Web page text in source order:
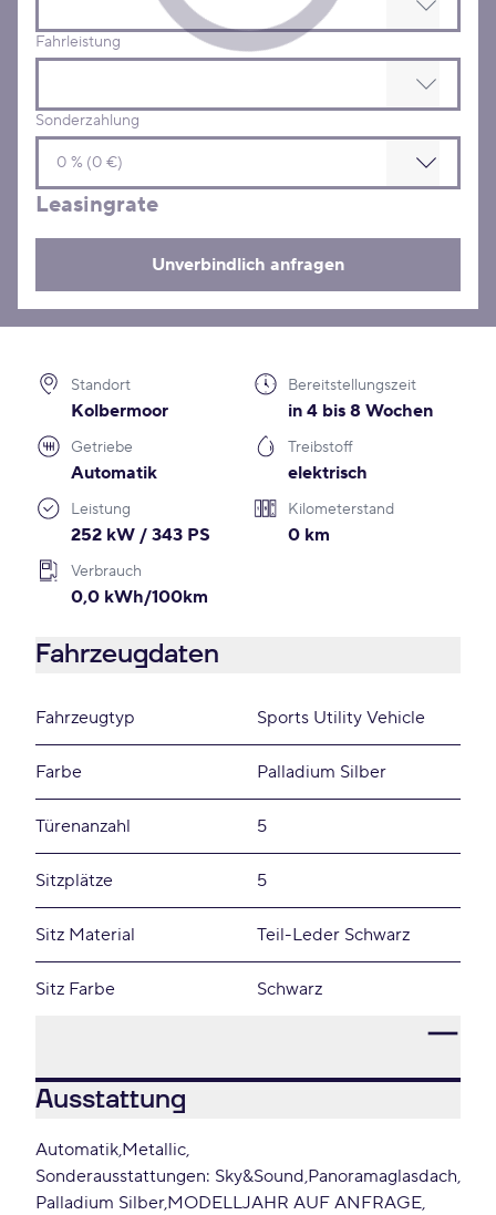
Fahrleistung
Sonderzahlung
Leasingrate
Unverbindlich anfragen
Standort
Kolbermoor
Bereitstellungszeit
in 4 bis 8 Wochen
Getriebe
Automatik
Treibstoff
elektrisch
Leistung
252 kW / 343 PS
Kilometerstand
0 km
Verbrauch
0,0 kWh/100km
Fahrzeugdaten
Fahrzeugtyp Sports Utility Vehicle
Farbe Palladium Silber
Türenanzahl 5
Sitzplätze 5
Sitz Material Teil-Leder Schwarz
Sitz Farbe Schwarz
Ausstattung
Automatik Metallic
Sonderausstattungen: Sky&Sound Panoramaglasdach
Palladium Silber MODELLJAHR AUF ANFRAGE